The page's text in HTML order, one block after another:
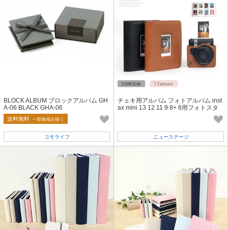
BLOCK ALBUM ブロックアルバム GH
A-06 BLACK GHA-06
送料無料 一部地域を除く
コモライフ
チェキ用アルバム フォトアルバム inst
ax mini 13 12 11 9 8+ 8用フォトスタ
ニューステージ